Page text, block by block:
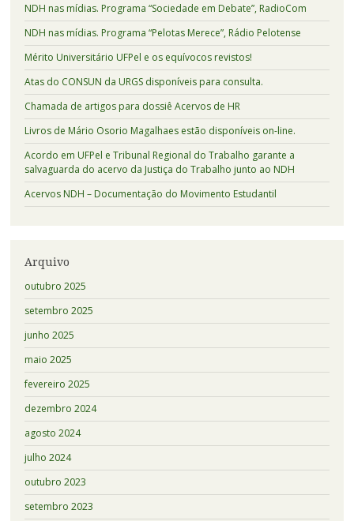
NDH nas mídias. Programa “Sociedade em Debate”, RadioCom
NDH nas mídias. Programa “Pelotas Merece”, Rádio Pelotense
Mérito Universitário UFPel e os equívocos revistos!
Atas do CONSUN da URGS disponíveis para consulta.
Chamada de artigos para dossiê Acervos de HR
Livros de Mário Osorio Magalhaes estão disponíveis on-line.
Acordo em UFPel e Tribunal Regional do Trabalho garante a
salvaguarda do acervo da Justiça do Trabalho junto ao NDH
Acervos NDH – Documentação do Movimento Estudantil
Arquivo
outubro 2025
setembro 2025
junho 2025
maio 2025
fevereiro 2025
dezembro 2024
agosto 2024
julho 2024
outubro 2023
setembro 2023